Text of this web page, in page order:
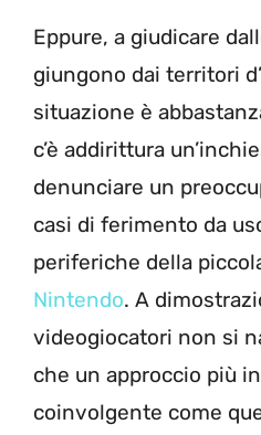
Eppure, a giudicare
giungono dai territori
situazione è
c’è addirittura
denunciare un
casi di ferimento da
periferiche della
Nintendo. A
videogiocatori non si
che un approccio più
coinvolgente come